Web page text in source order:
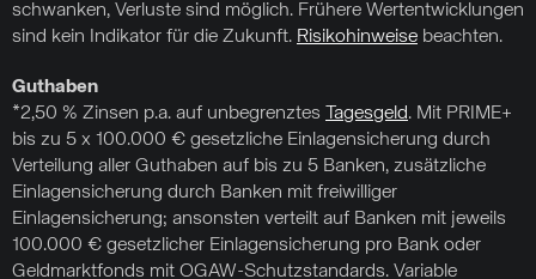
schwanken, Verluste sind möglich. Frühere Wertentwicklungen
sind kein Indikator für die Zukunft. Risikohinweise beachten.
Guthaben
*2,50 % Zinsen p.a. auf unbegrenztes
Tagesgeld. Mit PRIME+
bis zu 5 x 100.000 € gesetzliche Einlagensicherung durch
Verteilung aller Guthaben auf bis zu 5 Banken, zusätzliche
Einlagensicherung durch Banken mit freiwilliger
Einlagensicherung; ansonsten verteilt auf Banken mit jeweils
100.000 € gesetzlicher Einlagensicherung pro Bank oder
Geldmarktfonds mit OGAW-Schutzstandards. Variable